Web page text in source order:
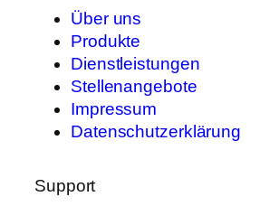
Über uns
Produkte
Dienstleistungen
Stellenangebote
Impressum
Datenschutzerklärung
Support